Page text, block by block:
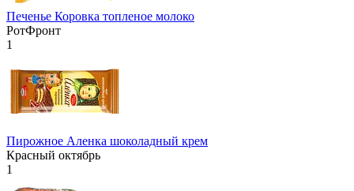
Печенье Коровка топленое молоко
РотФронт
1
Пирожное Аленка шоколадный крем
Красный октябрь
1